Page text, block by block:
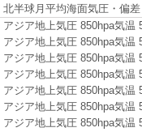
北半球月平均海面気圧・偏差
アジア地上気圧 850hpa気温
アジア地上気圧 850hpa気温
アジア地上気圧 850hpa気温
アジア地上気圧 850hpa気温
アジア地上気圧 850hpa気温
アジア地上気圧 850hpa気温
アジア地上気圧 850hpa気温